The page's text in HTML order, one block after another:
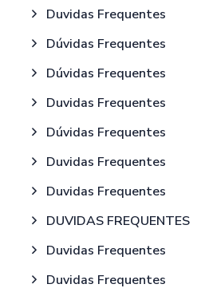
Duvidas Frequentes
Dúvidas Frequentes
Dúvidas Frequentes
Duvidas Frequentes
Dúvidas Frequentes
Duvidas Frequentes
Duvidas Frequentes
DUVIDAS FREQUENTES
Duvidas Frequentes
Duvidas Frequentes